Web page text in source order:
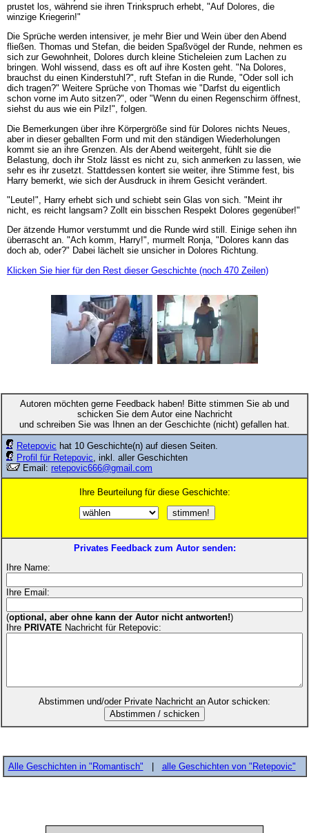
prustet los, während sie ihren Trinkspruch erhebt, "Auf Dolores, die
winzige Kriegerin!"
Die Sprüche werden intensiver, je mehr Bier und Wein über den Abend
fließen. Thomas und Stefan, die beiden Spaßvögel der Runde, nehmen es
sich zur Gewohnheit, Dolores durch kleine Sticheleien zum Lachen zu
bringen. Wohl wissend, dass es oft auf ihre Kosten geht. "Na Dolores,
brauchst du einen Kinderstuhl?", ruft Stefan in die Runde, "Oder soll ich
dich tragen?" Weitere Sprüche von Thomas wie "Darfst du eigentlich
schon vorne im Auto sitzen?", oder "Wenn du einen Regenschirm öffnest,
siehst du aus wie ein Pilz!", folgen.
Die Bemerkungen über ihre Körpergröße sind für Dolores nichts Neues,
aber in dieser geballten Form und mit den ständigen Wiederholungen
kommt sie an ihre Grenzen. Als der Abend weitergeht, fühlt sie die
Belastung, doch ihr Stolz lässt es nicht zu, sich anmerken zu lassen, wie
sehr es ihr zusetzt. Stattdessen kontert sie weiter, ihre Stimme fest, bis
Harry bemerkt, wie sich der Ausdruck in ihrem Gesicht verändert.
"Leute!", Harry erhebt sich und schiebt sein Glas von sich. "Meint ihr
nicht, es reicht langsam? Zollt ein bisschen Respekt Dolores gegenüber!"
Der ätzende Humor verstummt und die Runde wird still. Einige sehen ihn
überrascht an. "Ach komm, Harry!", murmelt Ronja, "Dolores kann das
doch ab, oder?" Dabei lächelt sie unsicher in Dolores Richtung.
Klicken Sie hier für den Rest dieser Geschichte (noch 470 Zeilen)
Autoren möchten gerne Feedback haben! Bitte stimmen Sie ab und
schicken Sie dem Autor eine Nachricht
und schreiben Sie was Ihnen an der Geschichte (nicht) gefallen hat.
Retepovic hat 10 Geschichte(n) auf diesen Seiten.
Profil für Retepovic , inkl. aller Geschichten
Email: retepovic666@gmail.com
Ihre Beurteilung für diese Geschichte:
Privates Feedback zum Autor senden:
Ihre Name:
Ihre Email:
(optional, aber ohne kann der Autor nicht antworten!)
Ihre PRIVATE Nachricht für Retepovic:
Abstimmen und/oder Private Nachricht an Autor schicken:
Alle Geschichten in "Romantisch" alle Geschichten von "Retepovic"